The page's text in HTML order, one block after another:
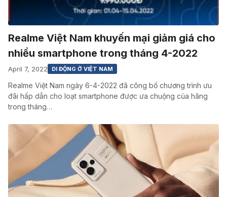
Realme Việt Nam khuyến mại giảm giá cho
nhiều smartphone trong tháng 4-2022
April 7, 2022 DI ĐỘNG Ở VIỆT NAM
Realme Việt Nam ngày 6-4-2022 đã công bố chương trình ưu
đãi hấp dẫn cho loạt smartphone được ưa chuộng của hãng
trong tháng…